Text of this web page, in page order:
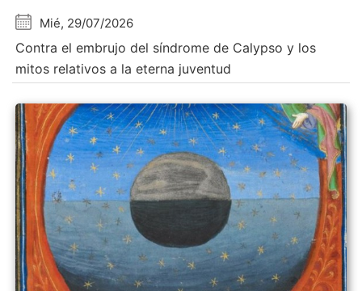
Mié, 29/07/2026
Contra el embrujo del síndrome de Calypso y los
mitos relativos a la eterna juventud